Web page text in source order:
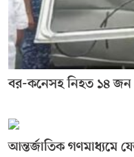
বর-কনেসহ নিহত ১৪ জন
আন্তর্জাতিক গণমাধ্যমে